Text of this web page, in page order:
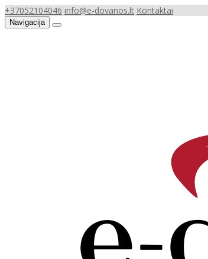
+37052104046 info@e-dovanos.lt Kontaktai
Navigacija